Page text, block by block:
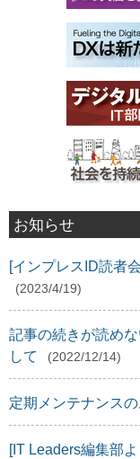
お知らせ
[インプレスID読者
(2023/4/19)
記事の続きが読め
して
(2022/12/14)
定期メンテナンス
[IT Leaders編集部